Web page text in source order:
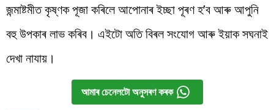
জন্মাষ্টমীত কৃষ্ণক পূজা কৰিলে আপোনাৰ ইচ্ছা পূৰণ হ’ব আৰু আপুনি
বহু উপকাৰ লাভ কৰিব। এইটো অতি বিৰল সংযোগ আৰু ইয়াক সঘনাই
দেখা নাযায়।
আমাৰ চেনেলটো অনুসৰণ কৰক